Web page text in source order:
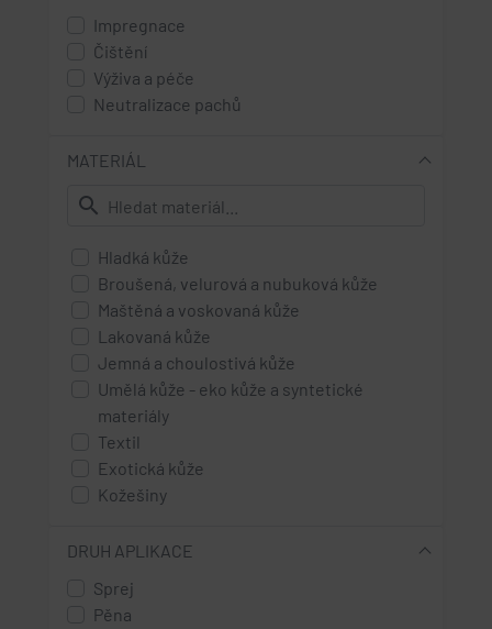
pinie
bottle green - lahvově zelená
light blue - světle modrá
jeans - džínová
denim - tmavší džínová
ocean - oceánová modř
indigo
dark blue - tmavě modrá
red - červená
opera - jasně červená
burgund - vínová
bordó - vínová
pink - růžová
azalee - azalková
Impregnace
Čištění
Výživa a péče
Neutralizace pachů
MATERIÁL
search
Hladká kůže
Broušená, velurová a nubuková kůže
Maštěná a voskovaná kůže
Lakovaná kůže
Jemná a choulostivá kůže
Umělá kůže - eko kůže a syntetické
materiály
Textil
Exotická kůže
Kožešiny
Rouno
DRUH APLIKACE
Sprej
Pěna